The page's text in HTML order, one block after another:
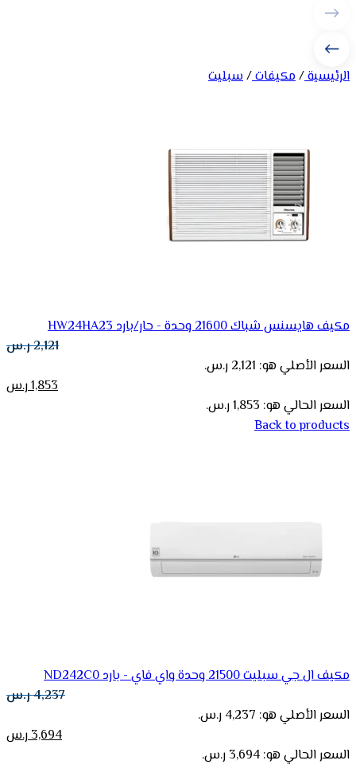
الرئيسية/مكيفات/سبليت
مكيف هايسنس شباك 21600 وحدة - حار/بارد HW24HA23
2,121ر.س
السعر الأصلي هو: 2,121 ر.س.
1,853ر.س
السعر الحالي هو: 1,853 ر.س.
Back to products
مكيف ال جي سبليت 21500 وحدة واي فاي - بارد ND242C0
4,237ر.س
السعر الأصلي هو: 4,237 ر.س.
3,694ر.س
السعر الحالي هو: 3,694 ر.س.